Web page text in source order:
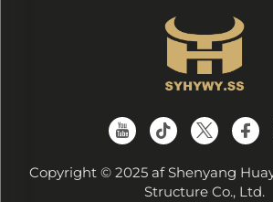
Copyright © 2025 af Shenyang
Structure Co., Ltd.